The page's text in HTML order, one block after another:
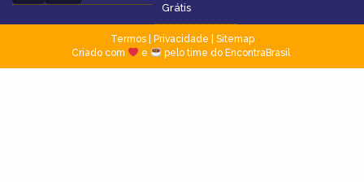
Grátis
Termos| Privacidade
Sitemap
Criado com
e pelo time do EncontraBrasil